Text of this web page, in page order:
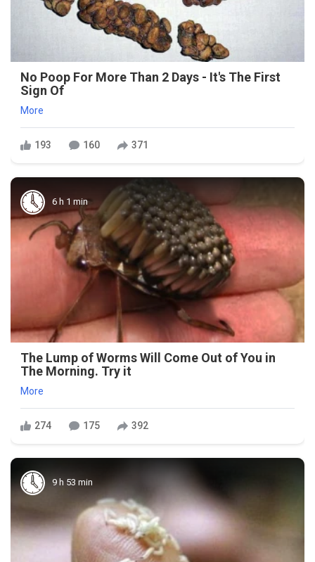
No Poop For More Than 2 Days - It's The First
Sign Of
More
193 160 371
6 h 1 min
The Lump of Worms Will Come Out of You in
The Morning. Try it
More
274 175 392
9 h 53 min